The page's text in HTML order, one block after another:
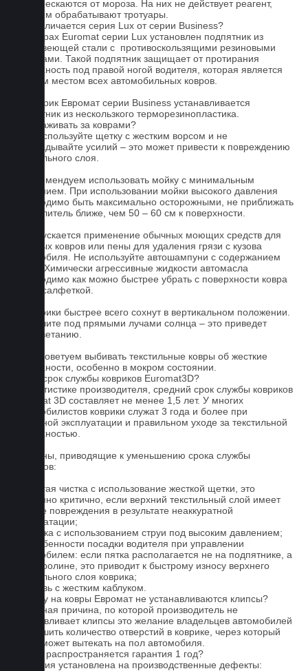
и не трескаются от мороза. На них не действует реагент,
которым обрабатывают тротуары.
Чем отличается серия Lux от серии Business?
На коврах Euromat серии Lux установлен подпятник из
нержавеющей стали с противоскользящими резиновыми
вставками. Такой подпятник защищает от протирания
поверхность под правой ногой водителя, которая является
слабым местом всех автомобильных ковров.
На коврик Евромат серии Business устанавливается
подпятник из нескользкого терморезинопластика.
Как ухаживать за коврами?
1.Не используйте щетку с жестким ворсом и не
прикладывайте усилий – это может привести к повреждению
текстильного слоя.
2. Рекомендуем использовать мойку с минимальным
давлением. При использовании мойки высокого давления
необходимо быть максимально осторожными, не приближать
распылитель ближе, чем 50 – 60 см к поверхности.
3. Допускается применение обычных моющих средств для
бытовых ковров или пены для удаления грязи с кузова
автомобиля. Не используйте автошампуни с содержанием
воска! Химически агрессивные жидкости автомасла
необходимо как можно быстрее убрать с поверхности ковра
сухой салфеткой.
4. Коврики быстрее всего сохнут в вертикальном положении.
Не сушите под прямыми лучами солнца – это приведет
к выцветанию.
5. Не советуем выбивать текстильные ковры об жесткие
поверхности, особенно в мокром состоянии.
Какой срок службы ковриков Euromat3D?
По статистике производителя, средний срок службы ковриков
Euromat 3D составляет не менее 1,5 лет. У многих
автомобилистов коврики служат 3 года и более при
бережной эксплуатации и правильном уходе за текстильной
поверхностью.
Причины, приводящие к уменьшению срока службы
ковриков:
1. Частая чистка с использование жесткой щетки, это
особенно критично, если верхний текстильный слой имеет
мелкие повреждения в результате неаккуратной
эксплуатации;
2. Мойка с использованием струи под высоким давлением;
3. Особенности посадки водителя при управлении
автомобилем: если пятка располагается не на подпятнике, а
на ковролине, это приводит к быстрому износу верхнего
текстильного слоя коврика;
4. Обувь с жестким каблуком.
Почему на ковры Евромат не устанавливаются клипсы?
Основная причина, по которой производитель не
устанавливает клипсы это желание владельцев автомобилей
уменьшить количество отверстий в коврике, через который
влага может вытекать на пол автомобиля.
На что распространяется гарантия 1 год?
Гарантия установлена на производственные дефекты: